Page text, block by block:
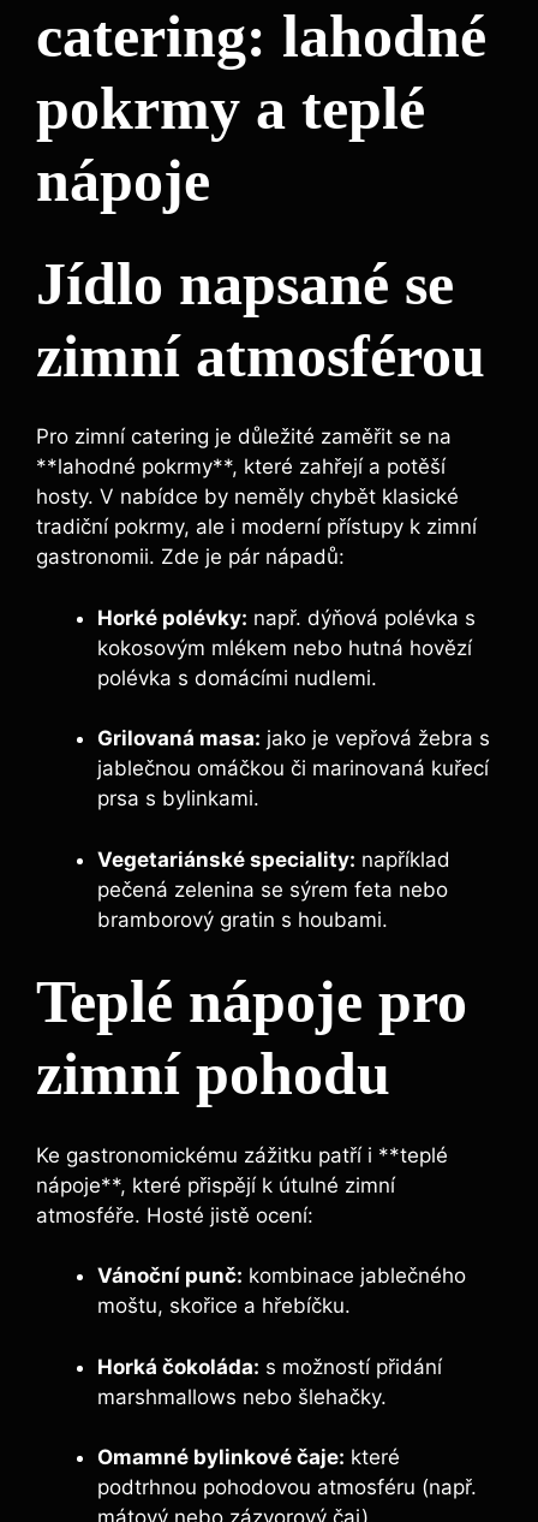
catering: lahodné
pokrmy a teplé
nápoje
Jídlo napsané se
zimní atmosférou
Pro zimní catering je důležité zaměřit se na
**lahodné pokrmy**, které zahřejí a potěší
hosty. V nabídce by neměly chybět klasické
tradiční pokrmy, ale i moderní přístupy k zimní
gastronomii. Zde je pár nápadů:
Horké polévky: např. dýňová polévka s
kokosovým mlékem nebo hutná hovězí
polévka s domácími nudlemi.
Grilovaná masa: jako je vepřová žebra s
jablečnou omáčkou či marinovaná kuřecí
prsa s bylinkami.
Vegetariánské speciality: například
pečená zelenina se sýrem feta nebo
bramborový gratin s houbami.
Teplé nápoje pro
zimní pohodu
Ke gastronomickému zážitku patří i **teplé
nápoje**, které přispějí k útulné zimní
atmosféře. Hosté jistě ocení:
Vánoční punč: kombinace jablečného
moštu, skořice a hřebíčku.
Horká čokoláda: s možností přidání
marshmallows nebo šlehačky.
Omamné bylinkové čaje: které
podtrhnou pohodovou atmosféru (např.